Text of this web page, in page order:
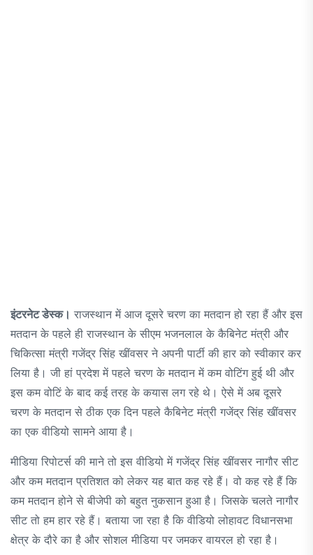
इंटरनेट डेस्क। राजस्थान में आज दूसरे चरण का मतदान हो रहा हैं और इस
मतदान के पहले ही राजस्थान के सीएम भजनलाल के कैबिनेट मंत्री और
चिकित्सा मंत्री गजेंद्र सिंह खींवसर ने अपनी पार्टी की हार को स्वीकार कर
लिया है। जी हां प्रदेश में पहले चरण के मतदान में कम वोटिंग हुई थी और
इस कम वोटिं के बाद कई तरह के कयास लग रहे थे। ऐसे में अब दूसरे
चरण के मतदान से ठीक एक दिन पहले कैबिनेट मंत्री गजेंद्र सिंह खींवसर
का एक वीडियो सामने आया है।
मीडिया रिपोटर्स की माने तो इस वीडियो में गजेंद्र सिंह खींवसर नागौर सीट
और कम मतदान प्रतिशत को लेकर यह बात कह रहे हैं। वो कह रहे हैं कि
कम मतदान होने से बीजेपी को बहुत नुकसान हुआ है। जिसके चलते नागौर
सीट तो हम हार रहे हैं। बताया जा रहा है कि वीडियो लोहावट विधानसभा
क्षेत्र के दौरे का है और सोशल मीडिया पर जमकर वायरल हो रहा है।